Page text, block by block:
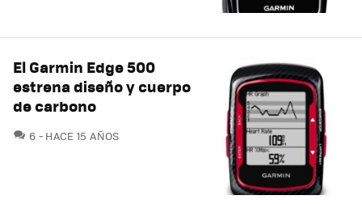
El Garmin Edge 500
estrena diseño y cuerpo
de carbono
6 COMENTARIOS
HACE 15 AÑOS